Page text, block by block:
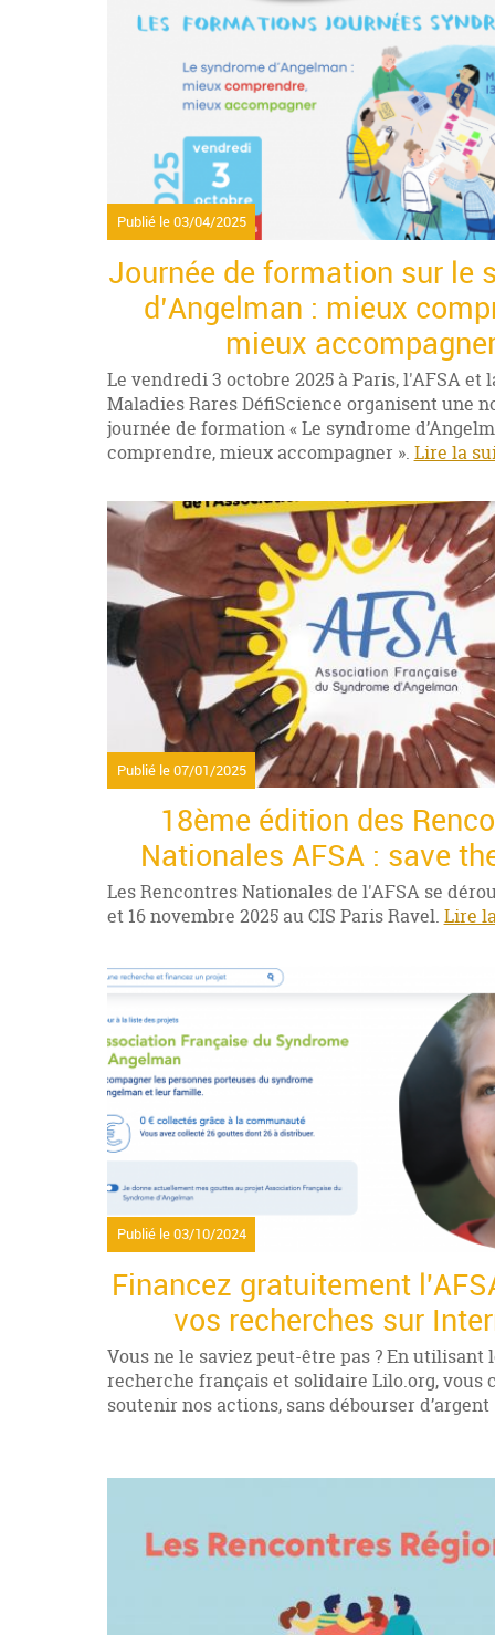
Publié le 03/04/2025
Journée de formation sur le
d’Angelman : mieux
mieux
Le vendredi 3 octobre 2025 à Paris, l'AFSA et
Maladies Rares DéfiScience organisent une
journée de formation « Le syndrome
comprendre, mieux accompagner ». Lire la
Publié le 07/01/2025
18ème édition des
Nationales AFSA : save
Les Rencontres Nationales de l'AFSA se
et 16 novembre 2025 au CIS Paris Ravel. Lire
Publié le 03/10/2024
Financez gratuitement
vos recherches sur
Vous ne le saviez peut-être pas ? En utilisant
recherche français et solidaire Lilo.org, vous
soutenir nos actions, sans débourser d’argent